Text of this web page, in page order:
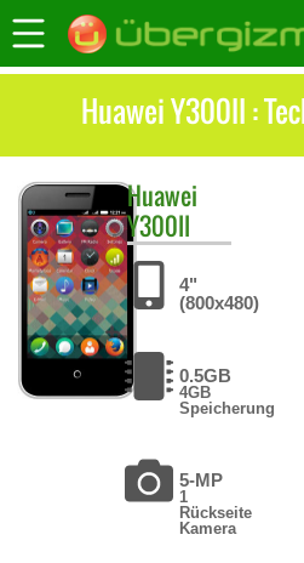
Huawei Y300II :
Huawei
Y300II
4"
(800x480)
0.5GB
4GB
Speicherung
5-MP
1
Rückseite
Kamera